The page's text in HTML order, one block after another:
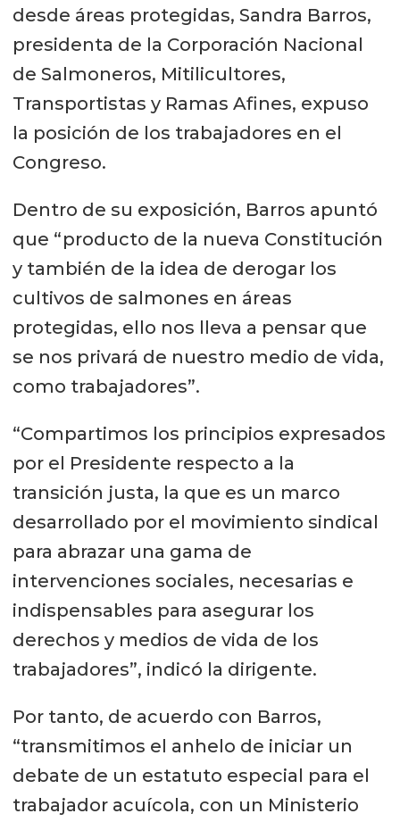
desde áreas protegidas, Sandra Barros,
presidenta de la Corporación Nacional
de Salmoneros, Mitilicultores,
Transportistas y Ramas Afines, expuso
la posición de los trabajadores en el
Congreso.
Dentro de su exposición, Barros apuntó
que “producto de la nueva Constitución
y también de la idea de derogar los
cultivos de salmones en áreas
protegidas, ello nos lleva a pensar que
se nos privará de nuestro medio de vida,
como trabajadores”.
“Compartimos los principios expresados
por el Presidente respecto a la
transición justa, la que es un marco
desarrollado por el movimiento sindical
para abrazar una gama de
intervenciones sociales, necesarias e
indispensables para asegurar los
derechos y medios de vida de los
trabajadores”, indicó la dirigente.
Por tanto, de acuerdo con Barros,
“transmitimos el anhelo de iniciar un
debate de un estatuto especial para el
trabajador acuícola, con un Ministerio